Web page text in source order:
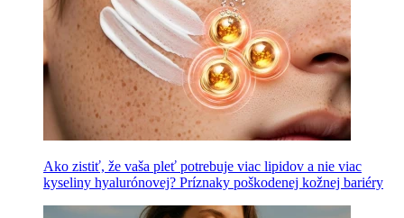
Ako zistiť, že vaša pleť potrebuje viac lipidov a nie viac
kyseliny hyalurónovej? Príznaky poškodenej kožnej bariéry